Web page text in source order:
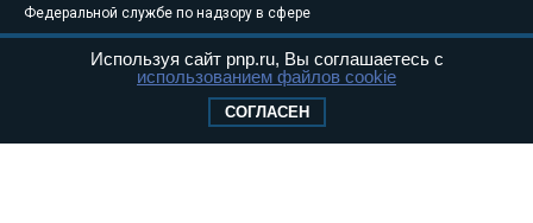
Федеральной службе по надзору в сфере
связи, информационных технологий и
массовых коммуникаций (Роскомнадзор) 05
Свидетельство о регистрации Эл № ФС77-
Используя сайт pnp.ru, Вы соглашаетесь с
использованием файлов cookie
СОГЛАСЕН